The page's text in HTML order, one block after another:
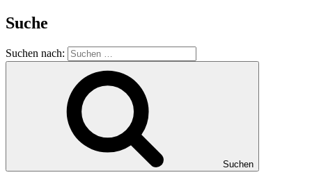
Suche
Suchen nach:
Suchen